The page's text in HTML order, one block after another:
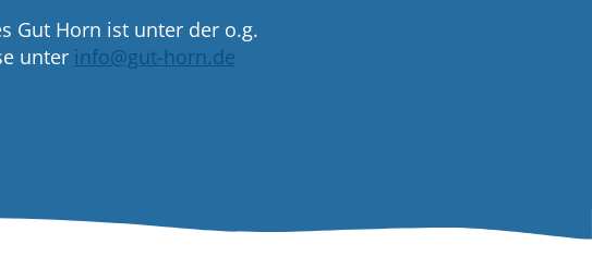
Gut Horn ist unter der o.g.
unter info@gut-horn.de